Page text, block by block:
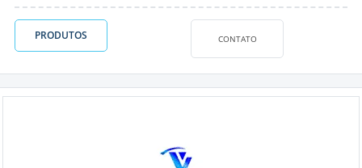
PRODUTOS CONTATO